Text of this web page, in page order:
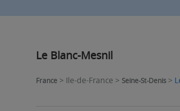
Le Blanc-Mesnil
France > Ile-de-France > Seine-St-Denis>